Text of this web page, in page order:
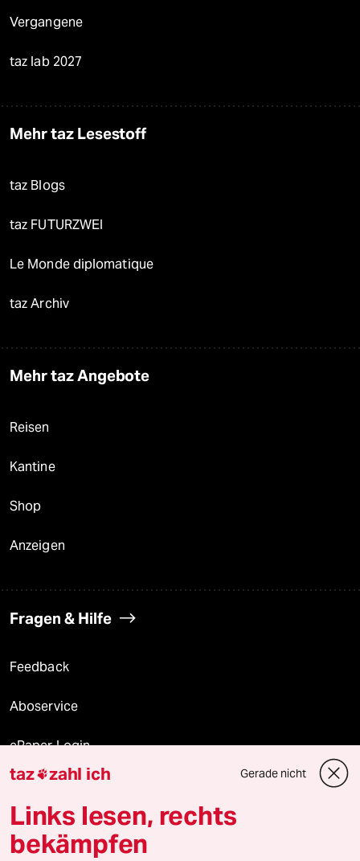
Vergangene
taz lab 2027
Mehr taz Lesestoff
taz Blogs
taz FUTURZWEI
Le Monde diplomatique
taz Archiv
Mehr taz Angebote
Reisen
Kantine
Shop
Anzeigen
Fragen & Hilfe
Feedback
Aboservice
ePaper Login
Downloads für Abonnierende
taz zahl ich Gerade nicht
Links lesen, rechts
bekämpfen